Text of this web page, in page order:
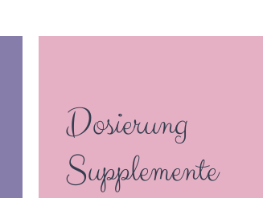
Dosierung
Supplemente